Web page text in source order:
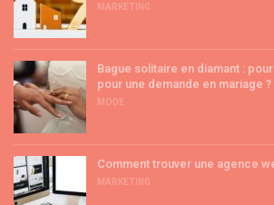
MARKETING
Bague solitaire en diamant :
pour une demande en mariage ?
MODE
Comment trouver une agence
MARKETING